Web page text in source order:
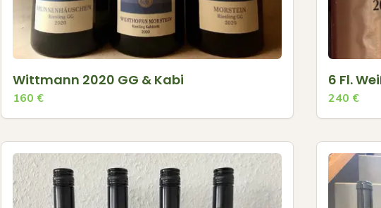
Wittmann 2020 GG & Kabi
160 €
6 Fl.
240 €